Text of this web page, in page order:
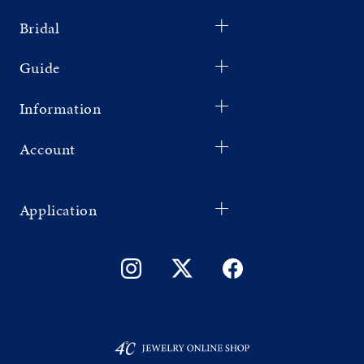
Bridal
Guide
Information
Account
Application